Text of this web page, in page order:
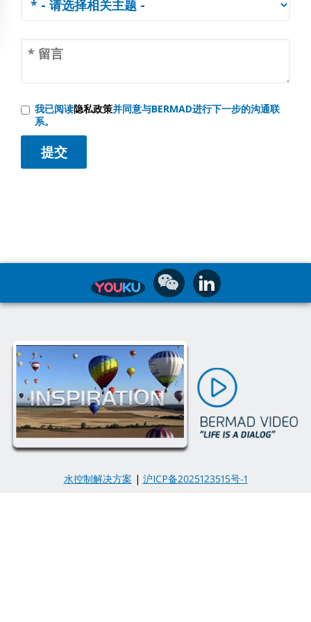
我已阅读隐私政策并同意与BERMAD进行下一步的沟通联
系。
水控制解决方案 | 沪ICP备2025123515号-1